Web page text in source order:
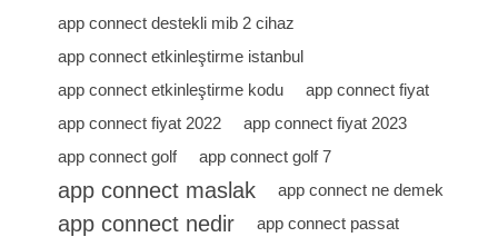
app connect destekli mib 2 cihaz
app connect etkinleştirme istanbul
app connect etkinleştirme kodu
app connect fiyat
app connect fiyat 2022
app connect fiyat 2023
app connect golf
app connect golf 7
app connect maslak app connect ne demek
app connect nedir
app connect passat